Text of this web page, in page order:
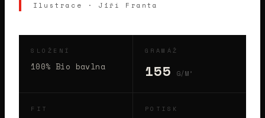
Ilustrace · Jiří Franta
SLOŽENÍ
100% Bio bavlna
GRAMÁŽ
155 G/M²
FIT POTISK